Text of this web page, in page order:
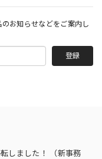
お知らせなどをご案内し
登録
しました！ （新事務